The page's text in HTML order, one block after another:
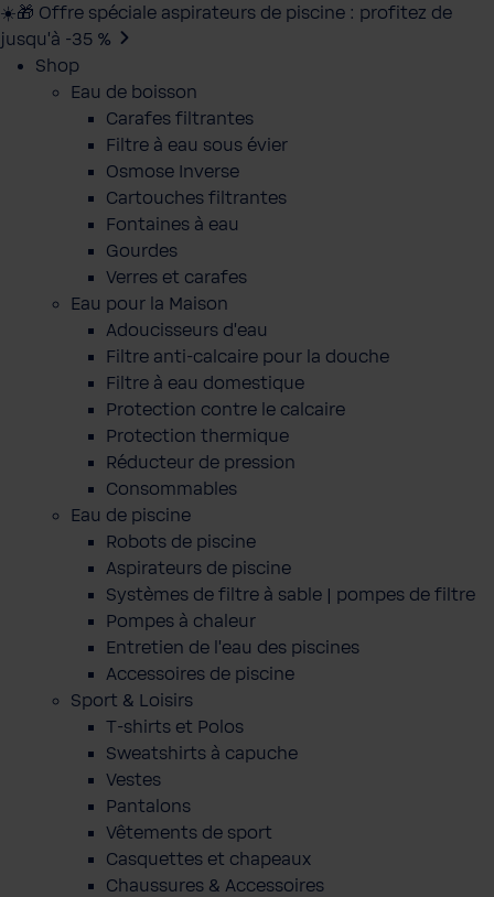
☀️🎁 Offre spéciale aspirateurs de piscine : profitez de
jusqu’à -35 %
Shop
Eau de boisson
Carafes filtrantes
Filtre à eau sous évier
Osmose Inverse
Cartouches filtrantes
Fontaines à eau
Gourdes
Verres et carafes
Eau pour la Maison
Adoucisseurs d'eau
Filtre anti-calcaire pour la douche
Filtre à eau domestique
Protection contre le calcaire
Protection thermique
Réducteur de pression
Consommables
Eau de piscine
Robots de piscine
Aspirateurs de piscine
Systèmes de filtre à sable | pompes de filtre
Pompes à chaleur
Entretien de l'eau des piscines
Accessoires de piscine
Sport & Loisirs
T-shirts et Polos
Sweatshirts à capuche
Vestes
Pantalons
Vêtements de sport
Casquettes et chapeaux
Chaussures & Accessoires